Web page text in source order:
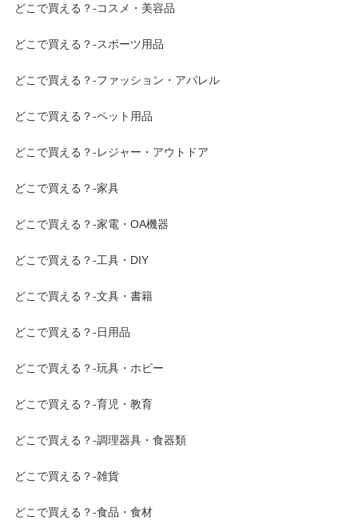
どこで買える？-コスメ・美容品
どこで買える？-スポーツ用品
どこで買える？-ファッション・アパレル
どこで買える？-ペット用品
どこで買える？-レジャー・アウトドア
どこで買える？-家具
どこで買える？-家電・OA機器
どこで買える？-工具・DIY
どこで買える？-文具・書籍
どこで買える？-日用品
どこで買える？-玩具・ホビー
どこで買える？-育児・教育
どこで買える？-調理器具・食器類
どこで買える？-雑貨
どこで買える？-食品・食材